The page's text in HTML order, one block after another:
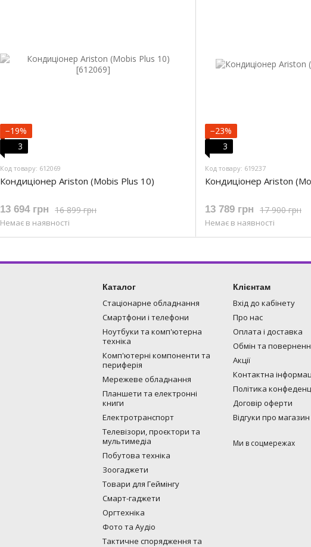
−19%
3
Код товару: 612069
Кондиціонер Ariston (Mobis Plus 10)
16 899 грн
13 694 грн
Немає в наявності
−23%
3
Код товару: 619237
Кондиціонер Ariston
17 900 грн
13 789 грн
Немає в наявності
Каталог
Стаціонарне обладнання
Смартфони і телефони
Ноутбуки та комп'ютерна
техніка
Комп'ютерні компоненти та
периферія
Мережеве обладнання
Планшети та електронні
книги
Електротранспорт
Телевізори, проєктори та
мультимедіа
Побутова техніка
Зоогаджети
Товари для Геймінгу
Смарт-гаджети
Оргтехніка
Фото та Аудіо
Тактичне спорядження та
Клієнтам
Вхід до кабінету
Про нас
Оплата і доставка
Обмін та
Акції
Контактна
Політика
Договір оферти
Відгуки про магазин
Ми в соцмережах